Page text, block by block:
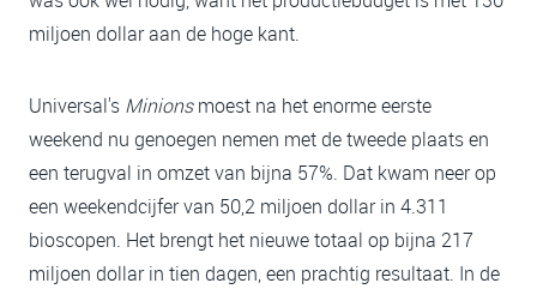
miljoen dollar aan de hoge kant.
Universal's Minionsmoest na het enorme eerste
weekend nu genoegen nemen met de tweede plaats en
een terugval in omzet van bijna 57%. Dat kwam neer op
een weekendcijfer van 50,2 miljoen dollar in 4.311
bioscopen. Het brengt het nieuwe totaal op bijna 217
miljoen dollar in tien dagen, een prachtig resultaat. In de